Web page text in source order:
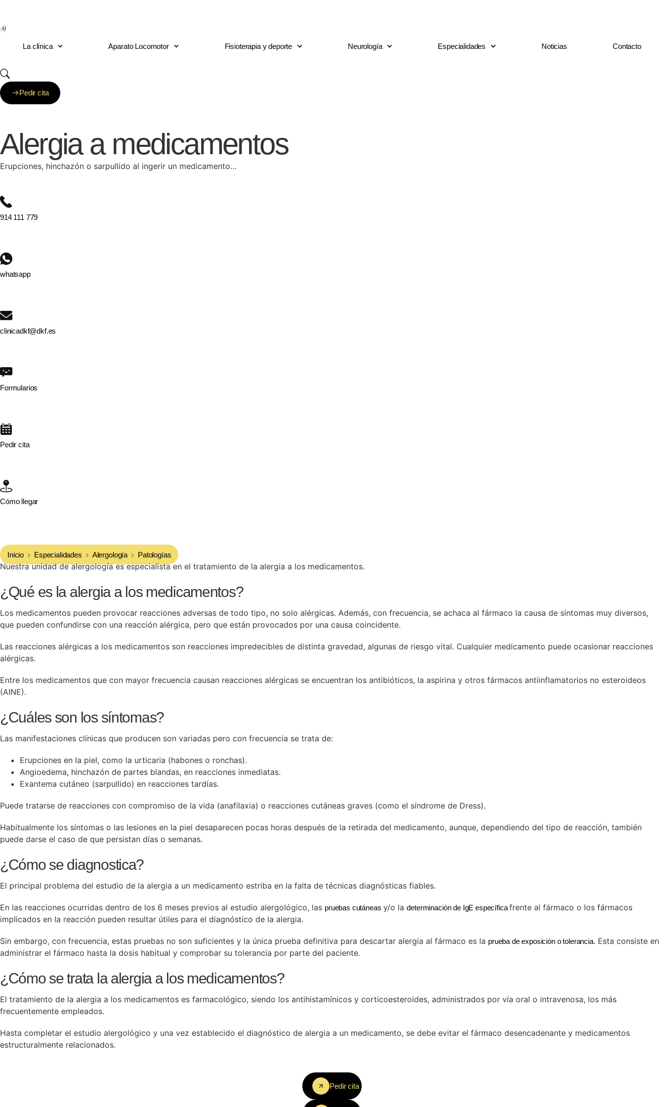
Clínica DKF: Nadie te trata mejor
La clínica Aparato Locomotor Fisioterapia y deporte Neurología Especialidades Noticias Contacto
Pedir cita
Alergia a medicamentos
Erupciones, hinchazón o sarpullido al ingerir un medicamento…
914 111 779
whatsapp
clinicadkf@dkf.es
Formularios
Pedir cita
Cómo llegar
Inicio Especialidades Alergología Patologías
Nuestra unidad de alergología es especialista en el tratamiento de la alergia a los medicamentos.
¿Qué es la alergia a los medicamentos?
Los medicamentos pueden provocar reacciones adversas de todo tipo, no solo alérgicas. Además, con frecuencia, se achaca al fármaco la causa de síntomas muy diversos,
que pueden confundirse con una reacción alérgica, pero que están provocados por una causa coincidente.
Las reacciones alérgicas a los medicamentos son reacciones impredecibles de distinta gravedad, algunas de riesgo vital. Cualquier medicamento puede ocasionar reacciones
alérgicas.
Entre los medicamentos que con mayor frecuencia causan reacciones alérgicas se encuentran los antibióticos, la aspirina y otros fármacos antiinflamatorios no esteroideos
(AINE).
¿Cuáles son los síntomas?
Las manifestaciones clínicas que producen son variadas pero con frecuencia se trata de:
Erupciones en la piel, como la urticaria (habones o ronchas).
Angioedema, hinchazón de partes blandas, en reacciones inmediatas.
Exantema cutáneo (sarpullido) en reacciones tardías.
Puede tratarse de reacciones con compromiso de la vida (anafilaxia) o reacciones cutáneas graves (como el síndrome de Dress).
Habitualmente los síntomas o las lesiones en la piel desaparecen pocas horas después de la retirada del medicamento, aunque, dependiendo del tipo de reacción, también
puede darse el caso de que persistan días o semanas.
¿Cómo se diagnostica?
El principal problema del estudio de la alergia a un medicamento estriba en la falta de técnicas diagnósticas fiables.
En las reacciones ocurridas dentro de los 6 meses previos al estudio alergológico, las pruebas cutáneas y/o ladeterminación de IgE específicafrente al fármaco o los fármacos
implicados en la reacción pueden resultar útiles para el diagnóstico de la alergia.
Sin embargo, con frecuencia, estas pruebas no son suficientes y la única prueba definitiva para descartar alergia al fármaco es la prueba de exposición o tolerancia. Esta consiste en
administrar el fármaco hasta la dosis habitual y comprobar su tolerancia por parte del paciente.
¿Cómo se trata la alergia a los medicamentos?
El tratamiento de la alergia a los medicamentos es farmacológico, siendo los antihistamínicos y corticoesteroides, administrados por vía oral o intravenosa, los más
frecuentemente empleados.
Hasta completar el estudio alergológico y una vez establecido el diagnóstico de alergia a un medicamento, se debe evitar el fármaco desencadenante y medicamentos
estructuralmente relacionados.
Pedir cita